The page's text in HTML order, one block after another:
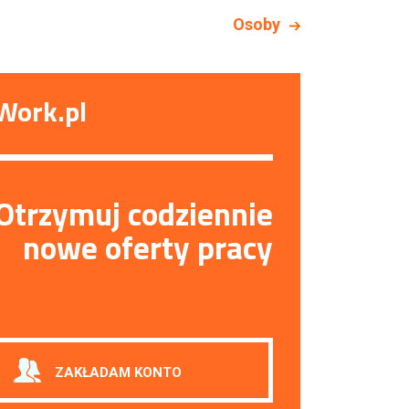
Osoby
codziennie
nowe oferty pracy
ZAKŁADAM KONTO